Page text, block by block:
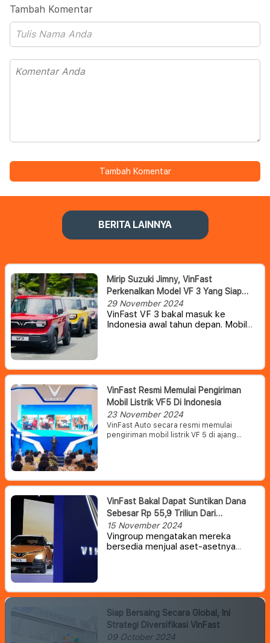
Tambah Komentar
Tambah Komentar
BERITA LAINNYA
Mirip Suzuki Jimny, VinFast
Perkenalkan Model VF 3 Yang Siap
Masuk Indonesia
29 November 2024
VinFast VF 3 bakal masuk ke
Indonesia awal tahun depan. Mobil
VinFast Resmi Memulai Pengiriman
Mobil Listrik VF5 Di Indonesia
23 November 2024
VinFast Auto secara resmi memulai
pengiriman mobil listrik VF 5 di ajang
di Indonesia, mempertegas misinya untuk
terjangkau bagi semua kalangan sekaligus
mendukung revolusi transportasi ramah
lingkungan di seluruh Indonesia.
VinFast Bakal Dapat Suntikan Dana
Sebesar Rp 55,9 Triliun Dari
Konglomerat Vietnam
15 November 2024
Vingroup mengatakan mereka
bersedia menjual aset-asetnya
melepas bisnis pusat
perbelanjaannya, Vincom Retail.
Siap Bersaing Secara Global, Ini
Strategi Diversifikasi VinFast
09 October 2024